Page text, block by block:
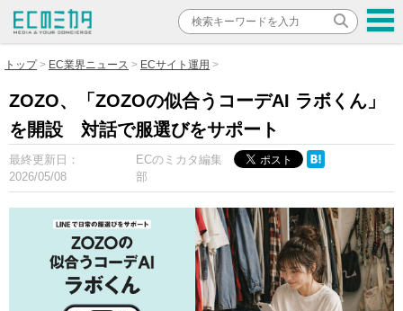
トップ EC業界ニュース ECサイト運用
ZOZO、「ZOZOの似合うコーデAI ラボくん」
を開設 対話で服選びをサポート
最終更新日：
2026/05/08
ECのミカタ編集
部